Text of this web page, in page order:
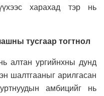
харахад тэр нь
тусгаар тогтнол
ургийнхны дунд
шалтгааныг арилгасан
амбицийг нь